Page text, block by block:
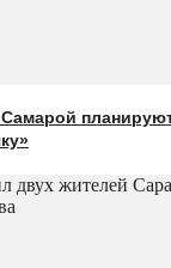
планируют